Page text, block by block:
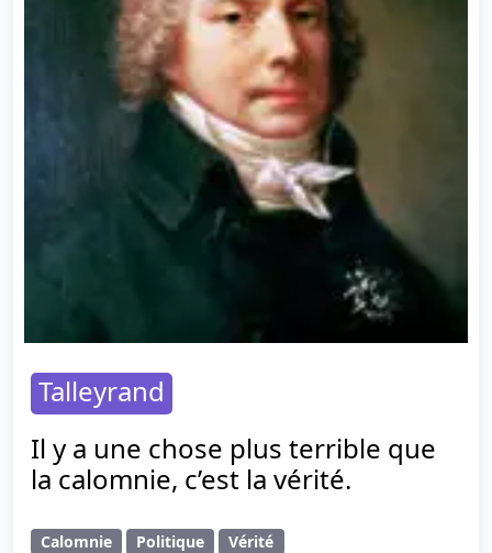
Talleyrand
Il y a une chose plus terrible que
la calomnie, c’est la vérité.
Calomnie Politique Vérité